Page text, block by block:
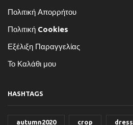
Πολιτική Απορρήτου
Πολιτική Cookies
Εξέλιξη Παραγγελίας
Το Καλάθι μου
HASHTAGS
autumn2020 crop dress